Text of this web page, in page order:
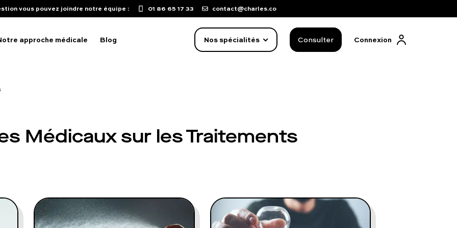
vous pouvez joindre notre équipe : 01 86 65 17 33 contact@charles.co
approche médicale Blog Nos spécialités Consulter Connexion
d'érection
de libido
sur le pénis 01 86 65 17 33
Médicaux sur les Traitements